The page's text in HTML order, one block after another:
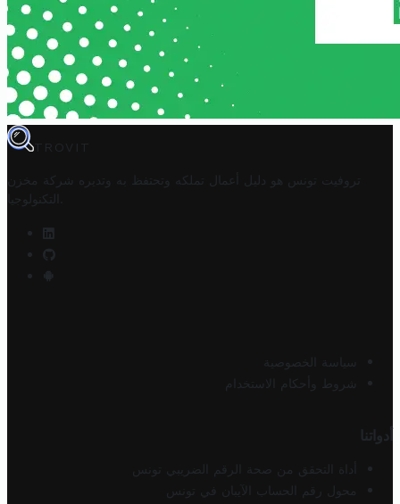
TROVIT
تروفيت تونس هو دليل أعمال تملكه وتحتفظ به وتديره
شركة مخزن
التكنولوجيا
سياسة الخصوصية
شروط وأحكام الاستخدام
أدواتنا
أداة التحقق من صحة الرقم الضريبي تونس
محول رقم الحساب الآيبان في تونس